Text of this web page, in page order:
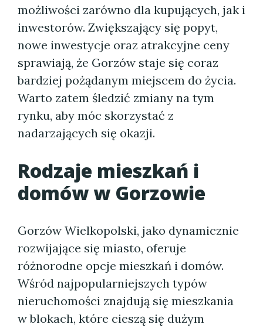
możliwości zarówno dla kupujących, jak i
inwestorów. Zwiększający się popyt,
nowe inwestycje oraz atrakcyjne ceny
sprawiają, że Gorzów staje się coraz
bardziej pożądanym miejscem do życia.
Warto zatem śledzić zmiany na tym
rynku, aby móc skorzystać z
nadarzających się okazji.
Rodzaje mieszkań i
domów w Gorzowie
Gorzów Wielkopolski, jako dynamicznie
rozwijające się miasto, oferuje
różnorodne opcje mieszkań i domów.
Wśród najpopularniejszych typów
nieruchomości znajdują się mieszkania
w blokach, które cieszą się dużym